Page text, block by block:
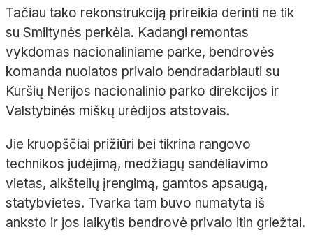
Tačiau tako rekonstrukciją prireikia derinti ne tik
su Smiltynės perkėla. Kadangi remontas
vykdomas nacionaliniame parke, bendrovės
komanda nuolatos privalo bendradarbiauti su
Kuršių Nerijos nacionalinio parko direkcijos ir
Valstybinės miškų urėdijos atstovais.
Jie kruopščiai prižiūri bei tikrina rangovo
technikos judėjimą, medžiagų sandėliavimo
vietas, aikštelių įrengimą, gamtos apsaugą,
statybvietes. Tvarka tam buvo numatyta iš
anksto ir jos laikytis bendrovė privalo itin griežtai.